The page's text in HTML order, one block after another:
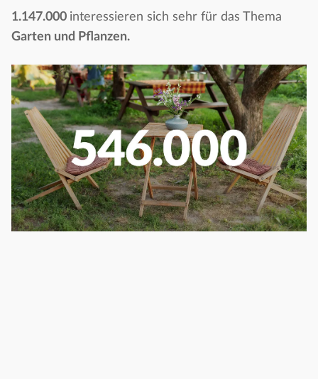
1.147.000 interessieren sich sehr für das Thema
Garten und Pflanzen.